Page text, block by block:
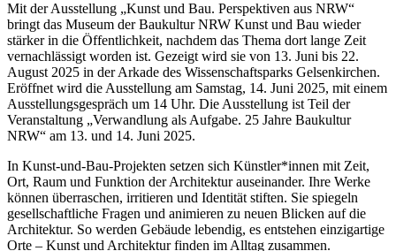
Mit der Ausstellung „Kunst und Bau. Perspektiven aus NRW“
bringt das Museum der Baukultur NRW Kunst und Bau wieder
stärker in die Öffentlichkeit, nachdem das Thema dort lange Zeit
vernachlässigt worden ist. Gezeigt wird sie von 13. Juni bis 22.
August 2025 in der Arkade des Wissenschaftsparks Gelsenkirchen.
Eröffnet wird die Ausstellung am Samstag, 14. Juni 2025, mit einem
Ausstellungsgespräch um 14 Uhr. Die Ausstellung ist Teil der
Veranstaltung „Verwandlung als Aufgabe. 25 Jahre Baukultur
NRW“ am 13. und 14. Juni 2025.
In Kunst-und-Bau-Projekten setzen sich Künstler*innen mit Zeit,
Ort, Raum und Funktion der Architektur auseinander. Ihre Werke
können überraschen, irritieren und Identität stiften. Sie spiegeln
gesellschaftliche Fragen und animieren zu neuen Blicken auf die
Architektur. So werden Gebäude lebendig, es entstehen einzigartige
Orte – Kunst und Architektur finden im Alltag zusammen.